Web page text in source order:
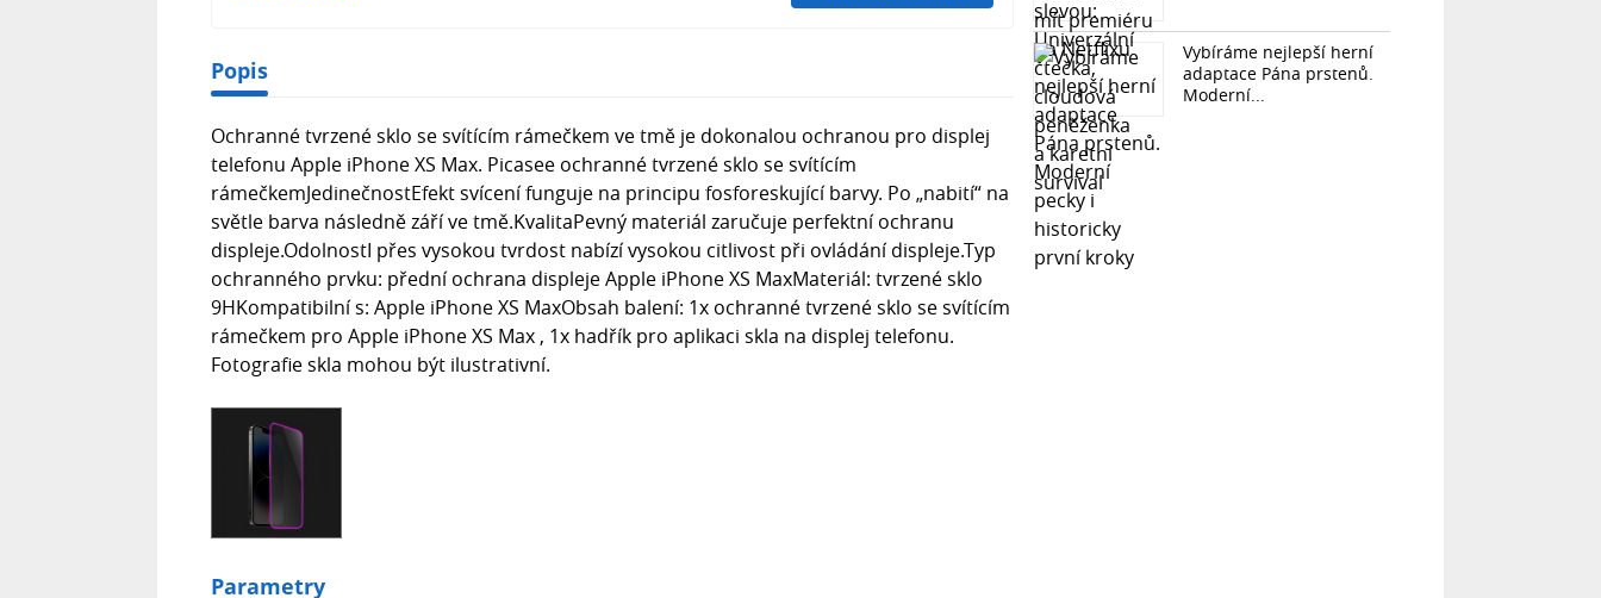
Popis
Ochranné tvrzené sklo se svítícím rámečkem ve tmě je dokonalou ochranou pro displej
telefonu Apple iPhone XS Max. Picasee ochranné tvrzené sklo se svítícím
rámečkemJedinečnostEfekt svícení funguje na principu fosforeskující barvy. Po „nabití“ na
světle barva následně září ve tmě.KvalitaPevný materiál zaručuje perfektní ochranu
displeje.OdolnostI přes vysokou tvrdost nabízí vysokou citlivost při ovládání displeje.Typ
ochranného prvku: přední ochrana displeje Apple iPhone XS MaxMateriál: tvrzené sklo
9HKompatibilní s: Apple iPhone XS MaxObsah balení: 1x ochranné tvrzené sklo se svítícím
rámečkem pro Apple iPhone XS Max , 1x hadřík pro aplikaci skla na displej telefonu.
Fotografie skla mohou být ilustrativní.
Parametry
Vybíráme nejlepší herní
adaptace Pána prstenů.
Moderní...